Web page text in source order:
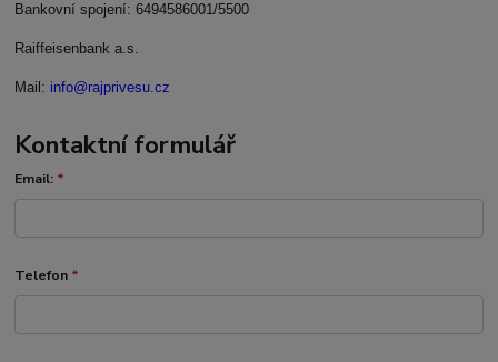
Bankovní spojení: 6494586001/5500
Raiffeisenbank a.s.
Mail: info@rajprivesu.cz
Kontaktní formulář
Email: *
Telefon *